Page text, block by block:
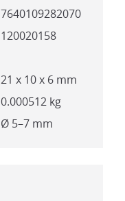
7640109282070
120020158
21 x 10 x 6 mm
0.000512 kg
Ø 5–7 mm